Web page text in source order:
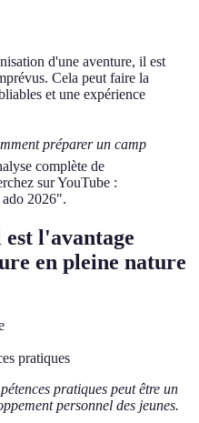
d'une aventure, il est
Cela peut faire la
et une expérience
préparer un camp
complète de
sur YouTube :
2026".
l'avantage
en pleine nature
pratiques
pratiques peut être un
personnel des jeunes.